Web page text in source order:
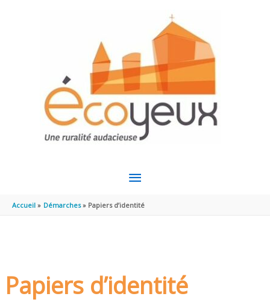
MENU
PRINCIPAL
Accueil Démarches Papiers d’identité
Papiers d’identité